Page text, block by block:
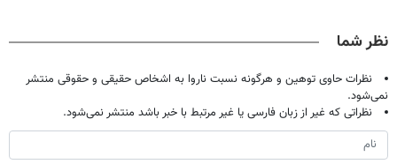
نظر شما
نظرات حاوی توهین و هرگونه نسبت ناروا به اشخاص حقیقی و حقوقی منتشر
نمی‌شود.
نظراتی که غیر از زبان فارسی یا غیر مرتبط با خبر باشد منتشر نمی‌شود.